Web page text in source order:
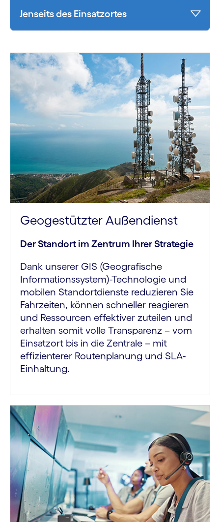
Jenseits des Einsatzortes
Geogestützter Außendienst
Der Standort im Zentrum Ihrer Strategie
Dank unserer GIS (Geografische
Informationssystem)-Technologie und
mobilen Standortdienste reduzieren Sie
Fahrzeiten, können schneller reagieren
und Ressourcen effektiver zuteilen und
erhalten somit volle Transparenz – vom
Einsatzort bis in die Zentrale – mit
effizienterer Routenplanung und SLA-
Einhaltung.